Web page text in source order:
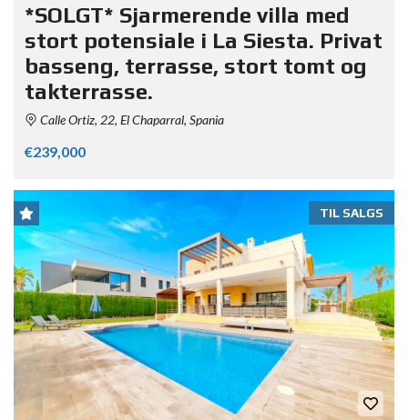
*SOLGT* Sjarmerende villa med
stort potensiale i La Siesta. Privat
basseng, terrasse, stort tomt og
takterrasse.
Calle Ortiz, 22, El Chaparral, Spania
€239,000
TIL SALGS